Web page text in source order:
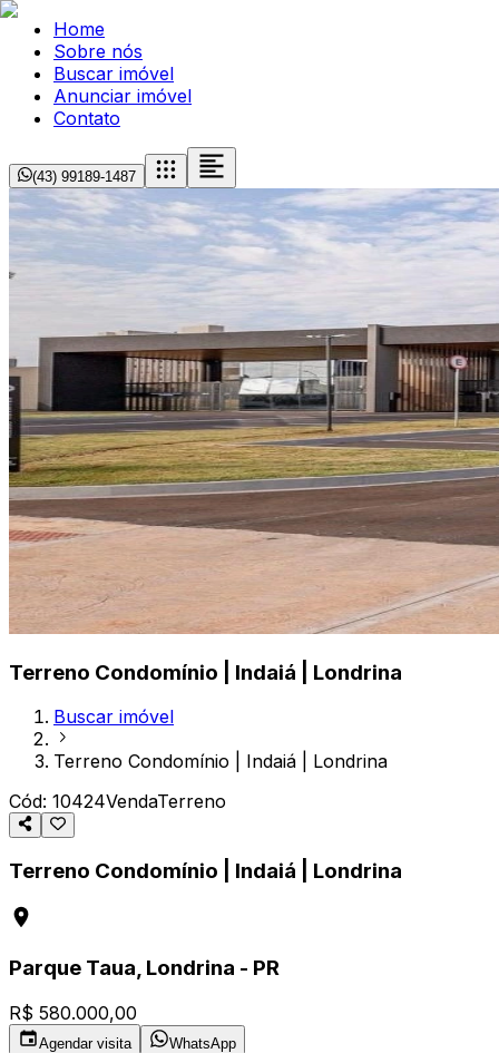
Home
Sobre nós
Buscar imóvel
Anunciar imóvel
Contato
(43) 99189-1487
Terreno Condomínio | Indaiá | Londrina
Buscar imóvel
Terreno Condomínio | Indaiá | Londrina
Cód: 10424VendaTerreno
Terreno Condomínio | Indaiá | Londrina
Parque Taua, Londrina - PR
R$ 580.000,00
Agendar visita WhatsApp